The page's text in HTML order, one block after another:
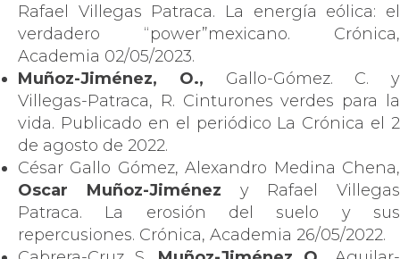
Rafael Villegas Patraca. La energía eólica: el
verdadero “power”mexicano. Crónica,
Academia 02/05/2023.
Muñoz-Jiménez, O., Gallo-Gómez. C. y
Villegas-Patraca, R. Cinturones verdes para la
vida. Publicado en el periódico La Crónica el 2
de agosto de 2022.
César Gallo Gómez, Alexandro Medina Chena,
Oscar Muñoz-Jiménez y Rafael Villegas
Patraca. La erosión del suelo y sus
repercusiones. Crónica, Academia 26/05/2022.